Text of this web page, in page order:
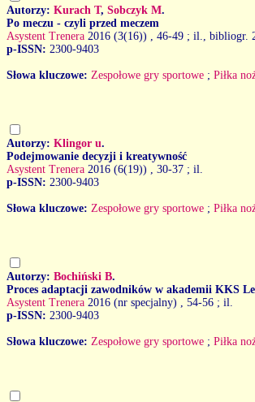
Autorzy: Kurach T, Sobczyk M.
Po meczu - czyli przed meczem
Asystent Trenera 2016 (3(16))
, 46-49 ; il., bibliogr.
p-ISSN: 2300-9403
Słowa kluczowe: Zespołowe gry sportowe ; Piłka
Autorzy: Klingor u.
Podejmowanie decyzji i kreatywność
Asystent Trenera 2016 (6(19))
, 30-37 ; il.
p-ISSN: 2300-9403
Słowa kluczowe: Zespołowe gry sportowe ; Piłka
Autorzy: Bochiński B.
Proces adaptacji zawodników w akademii KKS
Asystent Trenera 2016 (nr specjalny)
, 54-56 ; il.
p-ISSN: 2300-9403
Słowa kluczowe: Zespołowe gry sportowe ; Piłka